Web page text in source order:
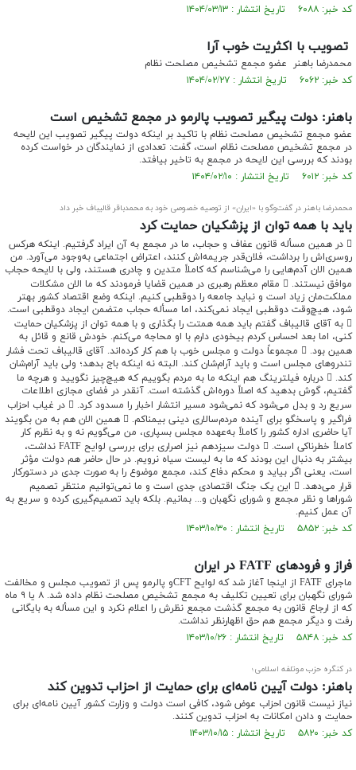
کد خبر: ۶۰۸۸ تاریخ انتشار : ۱۴۰۴/۰۳/۱۳
تصویب با اکثریت خوب آرا
محمدرضا باهنر عضو مجمع تشخیص مصلحت نظام
کد خبر: ۶۰۶۲ تاریخ انتشار : ۱۴۰۴/۰۲/۲۷
باهنر: دولت پیگیر تصویب پالرمو در مجمع تشخیص است
عضو مجمع تشخیص مصلحت نظام با تاکید بر اینکه دولت پیگیر تصویب این لایحه
در مجمع تشخیص مصلحت نظام است، گفت: تعدادی از نمایندگان در خواست کرده
بودند که بررسی این لایحه در مجمع به تاخیر بیافتد.
کد خبر: ۶۰۱۲ تاریخ انتشار : ۱۴۰۴/۰۲/۱۰
محمدرضا باهنر در گفت‌وگو با «ایران» از توصیه خصوصی خود به محمدباقر قالیباف خبر داد
باید با همه توان از پزشکیان حمایت کرد
 در همین مسأله قانون عفاف و حجاب، ما در مجمع به آن ایراد گرفتیم. اینکه هرکس
روسری‌اش را برداشت، فلان‌قدر جریمه‌اش کنند، اعتراض اجتماعی به‌وجود می‌آورد. من
همین الان آدم‌هایی را می‌شناسم که کاملاً متدین و چادری هستند، ولی با لایحه حجاب
موافق نیستند.  مقام معظم رهبری در همین قضایا فرمودند که ما الان مشکلات
مملکت‌مان زیاد است و نباید جامعه را دوقطبی کنیم. اینکه وضع اقتصاد کشور بهتر
شود، هیچ‌وقت دوقطبی ایجاد نمی‌کند، اما مسأله حجاب متضمن ایجاد دوقطبی است.
 به آقای قالیباف گفتم باید همه همتت را بگذاری و با همه توان از پزشکیان حمایت
کنی، اما بعد احساس کردم بیخودی دارم با او محاجه می‌کنم. خودش قانع و قائل به
همین بود.  مجموعاً دولت و مجلس خوب با هم کار کرده‌اند. آقای قالیباف تحت فشار
تندروهای مجلس است و باید آرام‌شان کند. البته نه اینکه باج بدهد؛ ولی باید آرام‌شان
کند.  درباره فیلترینگ هم اینکه ما به مردم بگوییم که هیچ‌چیز نگویید و هرچه ما
گفتیم، گوش بدهید که اصلاً دوره‌اش گذشته است. آنقدر در فضای مجازی اطلاعات
سریع رد و بدل می‌شود که نمی‌شود مسیر انتشار اخبار را مسدود کرد.  در غیاب احزاب
فراگیر و پاسخگو برای آینده مردم‌سالاری دینی بیمناکم.  همین الان هم به من بگویند
آیا حاضری اداره کشور را کاملاً به‌عهده مجلس بسپاری، من می‌گویم نه و به نظرم کار
کاملاً خطرناکی است.  دولت سیزدهم نیز اصراری برای بررسی لوایح FATF نداشت،
بیشتر به دنبال این بودند که ما به لیست سیاه نرویم. در حال حاضر هم دولت مؤثر
است، یعنی اگر بیاید و محکم دفاع کند، مجمع موضوع را به صورت جدی در دستورکار
قرار می‌دهد.  این یک جنگ اقتصادی جدی است و ما نمی‌توانیم منتظر تصمیم
شوراها و نظر مجمع و شورای نگهبان و... بمانیم. بلکه باید تصمیم‌گیری کرده و سریع به
آن عمل کنیم.
کد خبر: ۵۸۵۲ تاریخ انتشار : ۱۴۰۳/۱۰/۳۰
فراز و فرودهای FATF در ایران
ماجرای FATF از اینجا آغاز شد که لوایح CFTو پالرمو پس از تصویب مجلس و مخالفت
شورای نگهبان برای تعیین تکلیف به مجمع تشخیص مصلحت نظام داده شد. ۸ یا ۹ ماه
که از ارجاع قانون به مجمع گذشت مجمع نظرش را اعلام نکرد و این مسأله به بایگانی
رفت و دیگر مجمع هم حق اظهارنظر نداشت.
کد خبر: ۵۸۴۸ تاریخ انتشار : ۱۴۰۳/۱۰/۲۶
در کنگره حزب موتلفه اسلامی؛
باهنر: دولت آیین نامه‌ای برای حمایت از احزاب تدوین کند
نیاز نیست قانون احزاب عوض شود، کافی است دولت و وزارت کشور آیین نامه‌ای برای
حمایت و دادن امکانات به احزاب تدوین کنند.
کد خبر: ۵۸۲۰ تاریخ انتشار : ۱۴۰۳/۱۰/۱۵